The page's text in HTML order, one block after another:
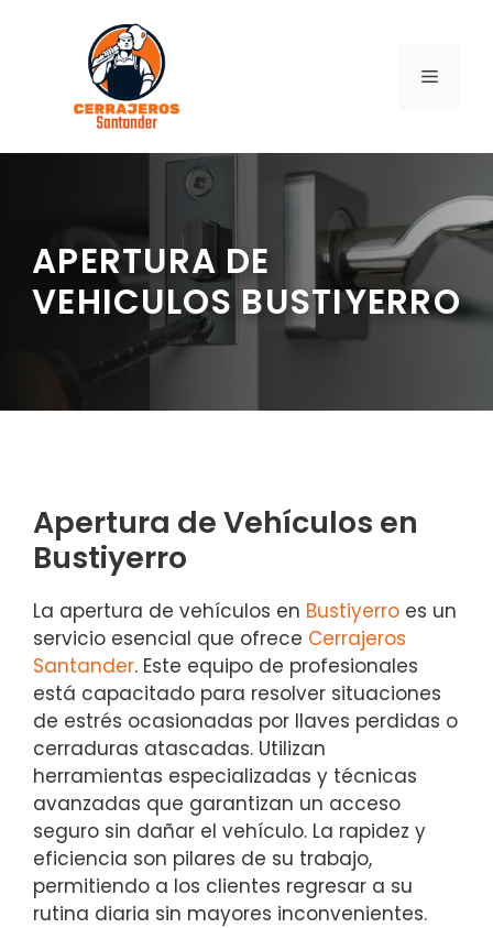
contenido
MENÚ
APERTURA DE
VEHICULOS BUSTIYERRO
Apertura de Vehículos en
Bustiyerro
La apertura de vehículos en Bustiyerro es un
servicio esencial que ofrece Cerrajeros
Santander. Este equipo de profesionales
está capacitado para resolver situaciones
de estrés ocasionadas por llaves perdidas o
cerraduras atascadas. Utilizan
herramientas especializadas y técnicas
avanzadas que garantizan un acceso
seguro sin dañar el vehículo. La rapidez y
eficiencia son pilares de su trabajo,
permitiendo a los clientes regresar a su
rutina diaria sin mayores inconvenientes.